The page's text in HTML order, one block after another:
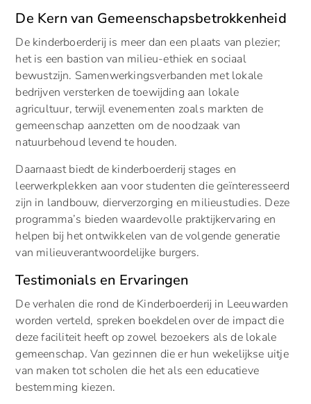
De Kern van Gemeenschapsbetrokkenheid
De kinderboerderij is meer dan een plaats van plezier;
het is een bastion van milieu-ethiek en sociaal
bewustzijn. Samenwerkingsverbanden met lokale
bedrijven versterken de toewijding aan lokale
agricultuur, terwijl evenementen zoals markten de
gemeenschap aanzetten om de noodzaak van
natuurbehoud levend te houden.
Daarnaast biedt de kinderboerderij stages en
leerwerkplekken aan voor studenten die geïnteresseerd
zijn in landbouw, dierverzorging en milieustudies. Deze
programma’s bieden waardevolle praktijkervaring en
helpen bij het ontwikkelen van de volgende generatie
van milieuverantwoordelijke burgers.
Testimonials en Ervaringen
De verhalen die rond de Kinderboerderij in Leeuwarden
worden verteld, spreken boekdelen over de impact die
deze faciliteit heeft op zowel bezoekers als de lokale
gemeenschap. Van gezinnen die er hun wekelijkse uitje
van maken tot scholen die het als een educatieve
bestemming kiezen.